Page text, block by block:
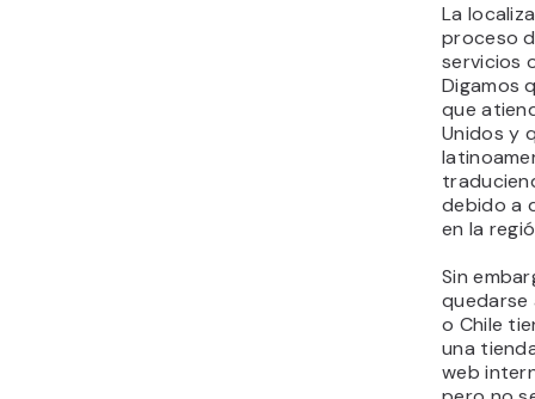
La
proceso
servicios
Digamos
que
Unidos y
debido a
en la
Sin
quedarse
o Chile
una
web